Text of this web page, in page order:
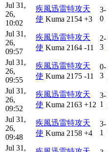
Jul 31,
26,
10:02
疾風迅雷特攻天
使 Kuma 2154 +3
3-
0
Jul 31,
26,
09:57
疾風迅雷特攻天
使 Kuma 2164 -11
2-
3
Jul 31,
26,
09:55
疾風迅雷特攻天
使 Kuma 2175 -11
0-
3
Jul 31,
26,
09:52
疾風迅雷特攻天
使 Kuma 2163 +12
3-
1
Jul 31,
26,
09:48
疾風迅雷特攻天
使 Kuma 2158 +4
3-
1
Jul 31,